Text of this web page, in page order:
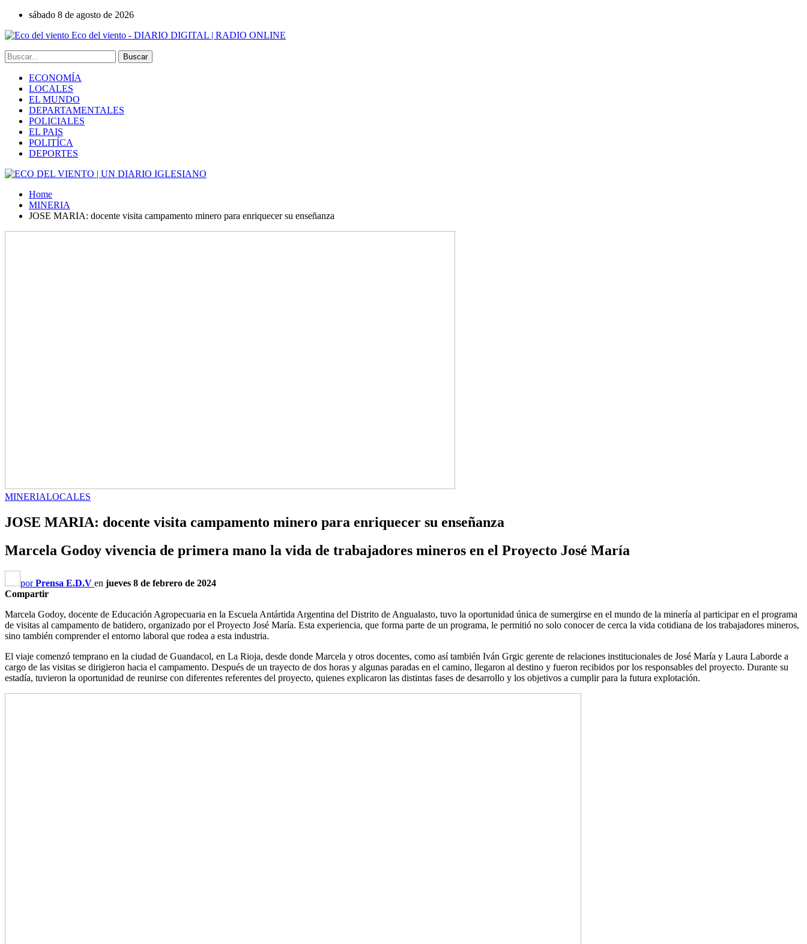
sábado 8 de agosto de 2026
Eco del viento - DIARIO DIGITAL | RADIO ONLINE
ECONOMÍA
LOCALES
EL MUNDO
DEPARTAMENTALES
POLICIALES
EL PAIS
POLITÍCA
DEPORTES
Home
MINERIA
JOSE MARIA: docente visita campamento minero para enriquecer su enseñanza
MINERIALOCALES
JOSE MARIA: docente visita campamento minero para enriquecer su enseñanza
Marcela Godoy vivencia de primera mano la vida de trabajadores mineros en el Proyecto José María
porPrensa E.D.V en jueves 8 de febrero de 2024
Compartir
Marcela Godoy, docente de Educación Agropecuaria en la Escuela Antártida Argentina del Distrito de Angualasto, tuvo la oportunidad única de sumergirse en el mundo de la minería al participar en el programa
de visitas al campamento de batidero, organizado por el Proyecto José María. Esta experiencia, que forma parte de un programa, le permitió no solo conocer de cerca la vida cotidiana de los trabajadores mineros,
sino también comprender el entorno laboral que rodea a esta industria.
El viaje comenzó temprano en la ciudad de Guandacol, en La Rioja, desde donde Marcela y otros docentes, como así también Iván Grgic gerente de relaciones institucionales de José María y Laura Laborde a
cargo de las visitas se dirigieron hacia el campamento. Después de un trayecto de dos horas y algunas paradas en el camino, llegaron al destino y fueron recibidos por los responsables del proyecto. Durante su
estadía, tuvieron la oportunidad de reunirse con diferentes referentes del proyecto, quienes explicaron las distintas fases de desarrollo y los objetivos a cumplir para la futura explotación.